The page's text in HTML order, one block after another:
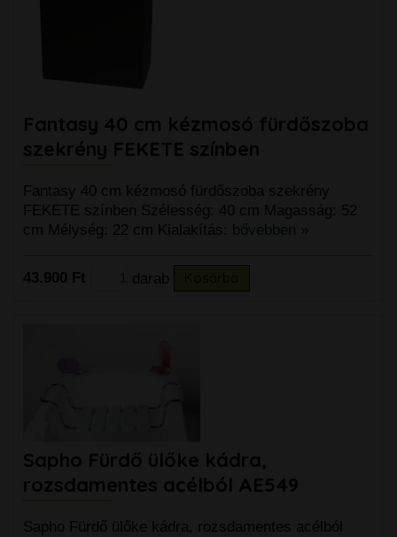
Fantasy 40 cm kézmosó fürdőszoba
szekrény FEKETE színben
Fantasy 40 cm kézmosó fürdőszoba szekrény
FEKETE színben Szélesség: 40 cm Magasság: 52
cm Mélység: 22 cm Kialakítás: bővebben »
43.900 Ft darab
Sapho Fürdő ülőke kádra,
rozsdamentes acélból AE549
Sapho Fürdő ülőke kádra, rozsdamentes acélból